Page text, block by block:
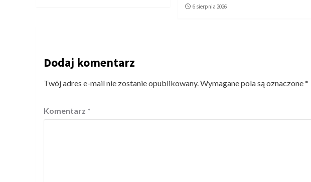
6 sierpnia 2026
Dodaj komentarz
Twój adres e-mail nie zostanie opublikowany.Wymagane pola są oznaczone*
Komentarz *